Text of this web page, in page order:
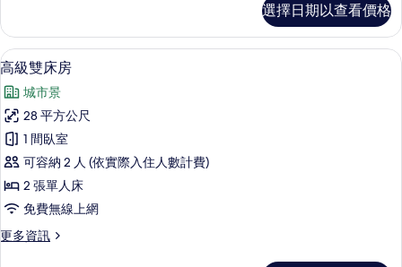
相
片
雙
人
房
詳
情
選擇日期以查看價格
顯
示
高
級
雙
床
房
的
所
高級雙床房 | 迷你吧、客房內保險箱、
9
高級雙床房
城市景
28 平方公尺
1 間臥室
可容納 2 人 (依實際入住人數計費)
2 張單人床
免費無線上網
更多資訊
更